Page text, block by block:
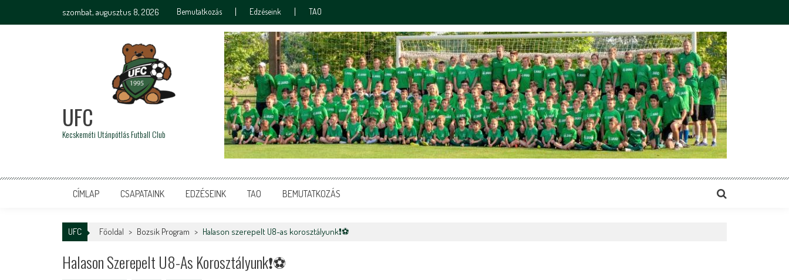
szombat, augusztus 8, 2026 Bemutatkozás Edzéseink TAO
UFC
Kecskeméti Utánpótlás Futball Club
CÍMLAP CSAPATAINK EDZÉSEINK TAO BEMUTATKOZÁS
UFC Főoldal > Bozsik Program > Halason szerepelt U8-as korosztályunk❗️⚽️
Halason Szerepelt U8-As Korosztályunk❗️⚽️